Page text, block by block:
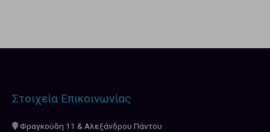
Στοιχεία Επικοινωνίας
Φραγκούδη 11 & Αλεξάνδρου Πάντου